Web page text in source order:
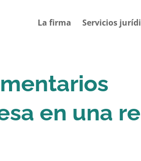
La firma Servicios
en una